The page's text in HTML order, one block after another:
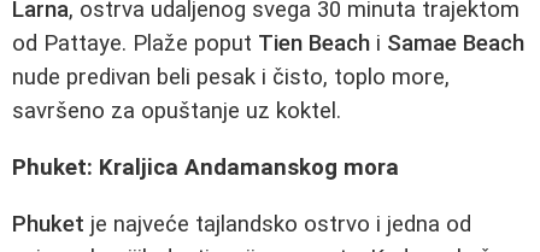
Larna, ostrva udaljenog svega 30 minuta trajektom
od Pattaye. Plaže poput Tien Beach i Samae Beach
nude predivan beli pesak i čisto, toplo more,
savršeno za opuštanje uz koktel.
Phuket: Kraljica Andamanskog mora
Phuket je najveće tajlandsko ostrvo i jedna od